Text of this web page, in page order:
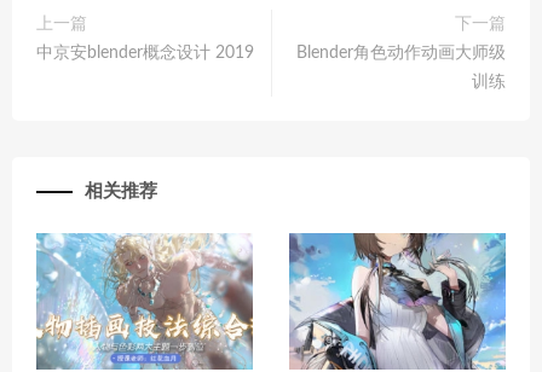
上一篇
中京安blender概念设计 2019
下一篇
Blender角色动作动画大师级
训练
相关推荐